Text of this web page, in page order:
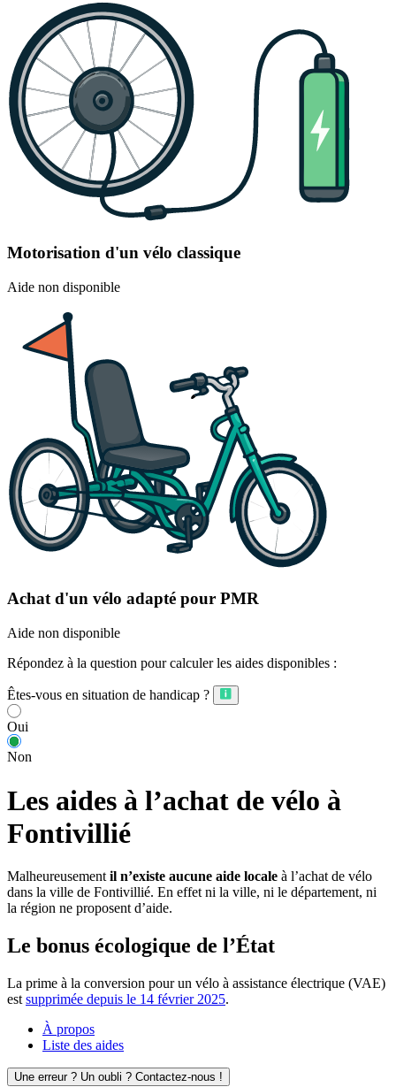
Motorisation d'un vélo classique
Aide non disponible
Achat d'un vélo adapté pour PMR
Aide non disponible
Répondez à la question pour calculer les aides disponibles :
Êtes-vous en situation de handicap ?
Oui
Non
Les aides à l’achat de vélo à
Fontivillié
Malheureusement il n’existe aucune aide locale à l’achat de vélo
dans la ville de Fontivillié. En effet ni la ville, ni le département, ni
la région ne proposent d’aide.
Le bonus écologique de l’État
La prime à la conversion pour un vélo à assistance électrique (VAE)
est supprimée depuis le 14 février 2025.
À propos
Liste des aides
Une erreur ? Un oubli ? Contactez-nous !